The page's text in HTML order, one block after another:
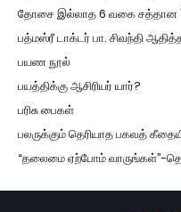
தோசை இல்லாத 6 வகை சத்தான
பத்மஸ்ரீ டாக்டர் பா. சிவந்தி
பயண நூல்
பயத்திக்கு ஆசிரியர் யார்?
பரிசு பைகள்
பலருக்கும் தெரியாத பகவத்
“தலைமை ஏற்போம் வாருங்கள்”-